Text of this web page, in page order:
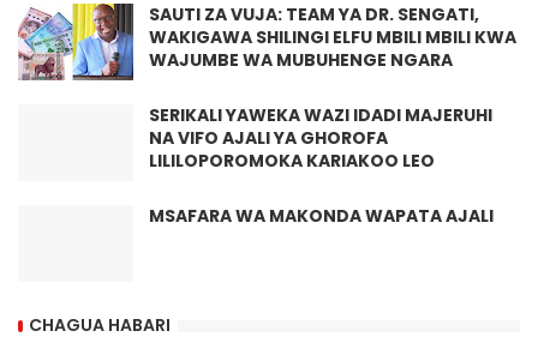
SAUTI ZA VUJA: TEAM YA DR. SENGATI,
WAKIGAWA SHILINGI ELFU MBILI MBILI KWA
WAJUMBE WA MUBUHENGE NGARA
SERIKALI YAWEKA WAZI IDADI MAJERUHI
NA VIFO AJALI YA GHOROFA
LILILOPOROMOKA KARIAKOO LEO
MSAFARA WA MAKONDA WAPATA AJALI
CHAGUA HABARI